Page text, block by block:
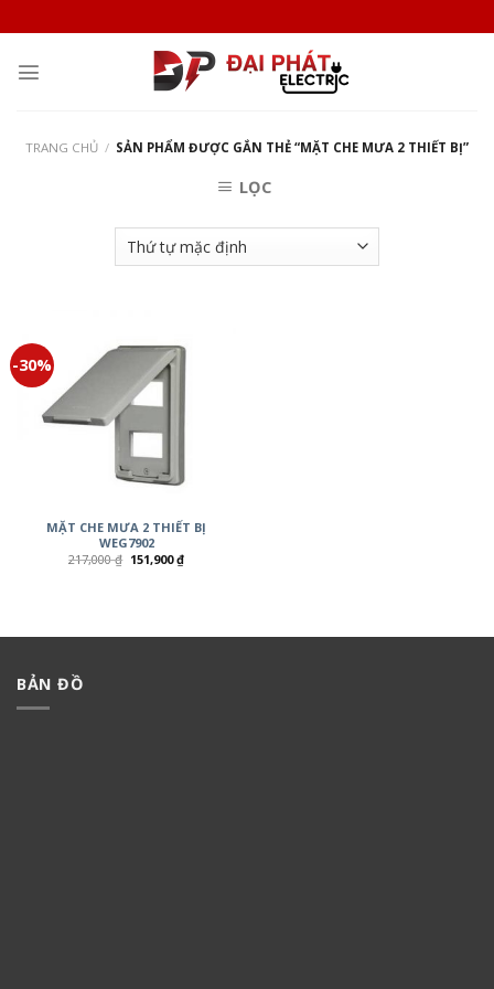
to
content
TRANG CHỦ / SẢN PHẨM ĐƯỢC GẮN THẺ “MẶT CHE MƯA 2 THIẾT BỊ”
LỌC
-30%
MẶT CHE MƯA 2 THIẾT BỊ
WEG7902
217,000₫ 151,900₫
BẢN ĐỒ